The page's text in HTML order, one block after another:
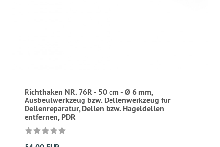
Richthaken NR. 76R - 50 cm - Ø 6 mm,
Ausbeulwerkzeug bzw. Dellenwerkzeug für
Dellenreparatur, Dellen bzw. Hageldellen
entfernen, PDR